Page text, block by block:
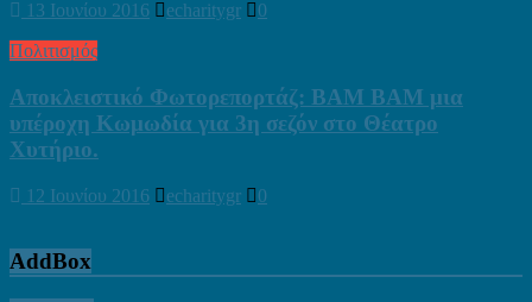
13 Ιουνίου 2016 echaritygr
0
Πολιτισμός
Αποκλειστικό Φωτορεπορτάζ: BAM BAM μια
υπέροχη Κωμωδία για 3η σεζόν στο Θέατρο
Χυτήριο.
12 Ιουνίου 2016 echaritygr 0
AddBox